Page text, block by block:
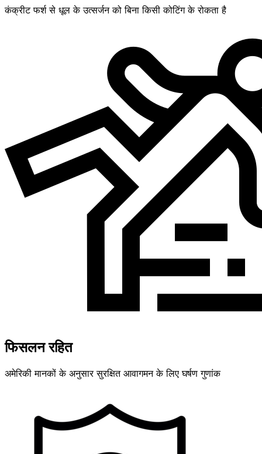
कंक्रीट फर्श से धूल के उत्सर्जन को बिना किसी कोटिंग के रोकता है
फिसलन रहित
अमेरिकी मानकों के अनुसार सुरक्षित आवागमन के लिए घर्षण गुणांक